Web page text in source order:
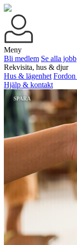
Meny
Bli medlem Se alla jobb
Rekvisita, hus & djur
Hus & lägenhet
Hjälp & kontakt
SPARA